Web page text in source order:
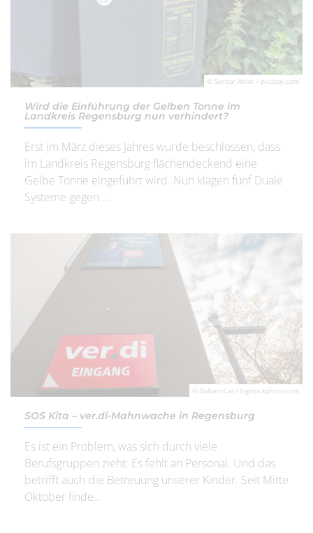
© Serdar Ablak / pixabay.com
Wird die Einführung der Gelben Tonne im
Landkreis Regensburg nun verhindert?
Erst im März dieses Jahres wurde beschlossen, dass
im Landkreis Regensburg flächendeckend eine
Gelbe Tonne eingeführt wird. Nun klagen fünf Duale
Systeme gegen ...
© BalkansCat / bigstockphoto.com
SOS Kita – ver.di-Mahnwache in Regensburg
Es ist ein Problem, was sich durch viele
Berufsgruppen zieht: Es fehlt an Personal. Und das
betrifft auch die Betreuung unserer Kinder. Seit Mitte
Oktober finde...